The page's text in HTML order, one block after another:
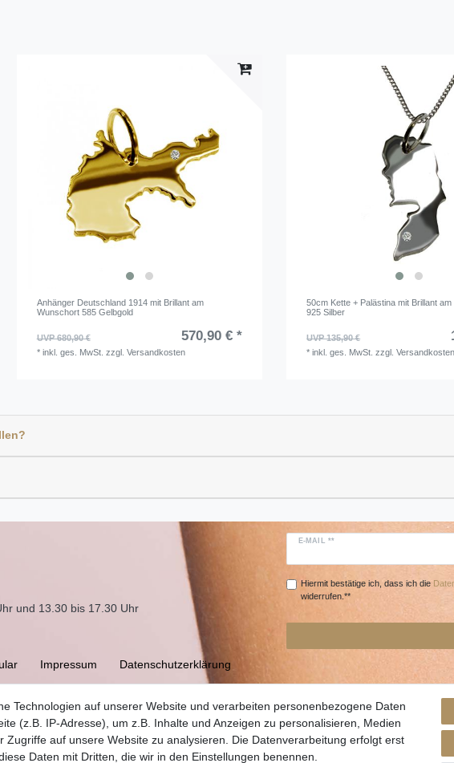
Anhänger Deutschland 1914 mit Brillant am
Wunschort 585 Gelbgold
UVP 680,90 € 570,90 € *
* inkl. ges. MwSt. zzgl. Versandkosten
50cm Kette + Palästina mit Brillant
925 Silber
UVP 135,90 €
*inkl. ges. MwSt. zzgl.
Technologien auf unserer Website und verarbeiten personenbezogene Daten
(z.B. IP-Adresse), um z.B. Inhalte und Anzeigen zu personalisieren, Medien
Zugriffe auf unsere Website zu analysieren. Die Datenverarbeitung erfolgt erst
Daten mit Dritten, die wir in den Einstellungen benennen.
und 13.30 bis 17.30 Uhr
Impressum Daten­schutz­erklärung
E-MAIL **
Hiermit bestätige ich, dass ich die
widerrufen.**